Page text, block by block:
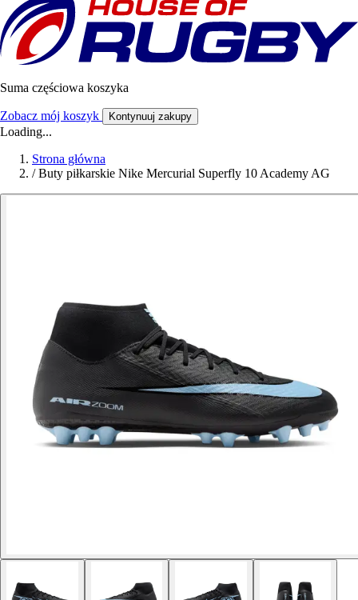
Suma częściowa koszyka
Zobacz mój koszyk Kontynuuj zakupy
Loading...
Strona główna
/ Buty piłkarskie Nike Mercurial Superfly 10 Academy AG